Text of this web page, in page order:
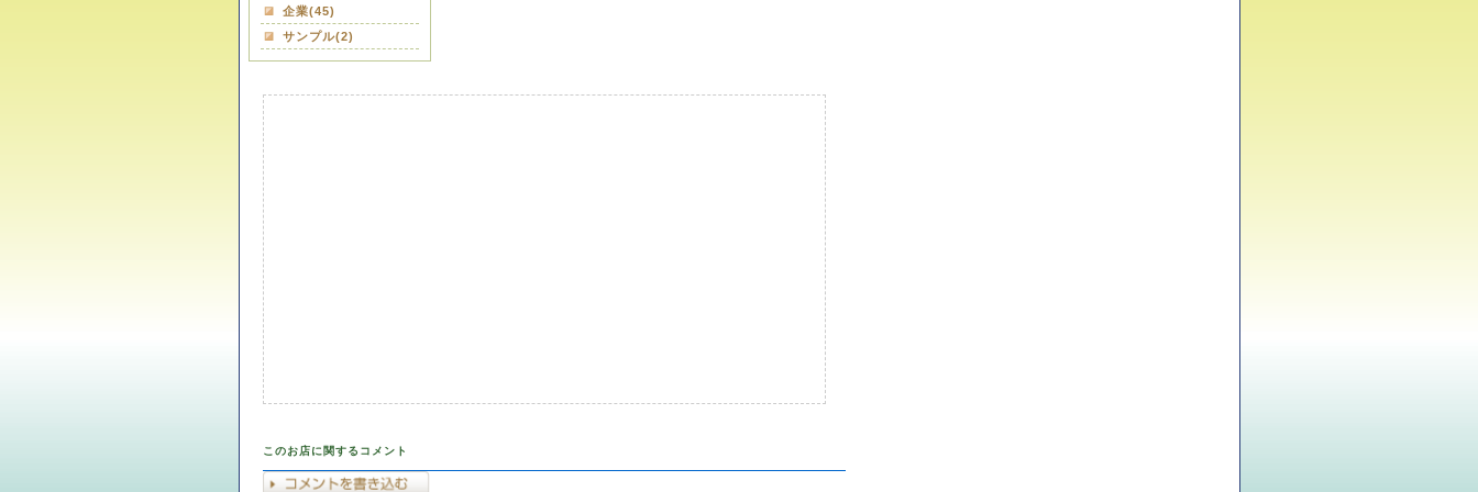
企業(45)
サンプル(2)
このお店に関するコメント